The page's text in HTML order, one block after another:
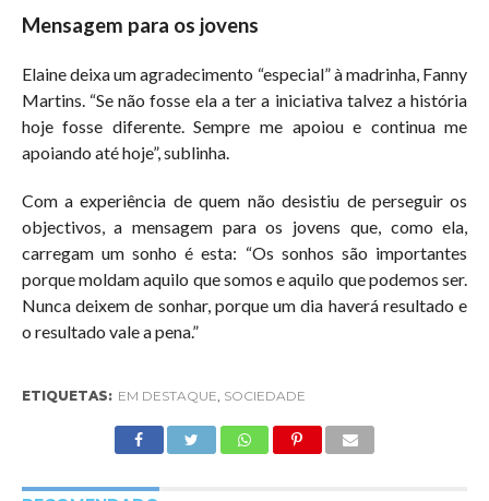
Mensagem para os jovens
Elaine deixa um agradecimento “especial” à madrinha, Fanny
Martins. “Se não fosse ela a ter a iniciativa talvez a história
hoje fosse diferente. Sempre me apoiou e continua me
apoiando até hoje”, sublinha.
Com a experiência de quem não desistiu de perseguir os
objectivos, a mensagem para os jovens que, como ela,
carregam um sonho é esta: “Os sonhos são importantes
porque moldam aquilo que somos e aquilo que podemos ser.
Nunca deixem de sonhar, porque um dia haverá resultado e
o resultado vale a pena.”
ETIQUETAS: EM DESTAQUE SOCIEDADE